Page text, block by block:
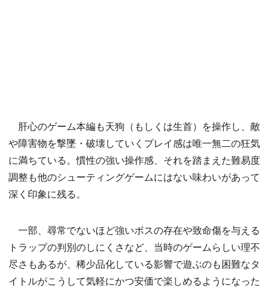
肝心のゲーム本編も天狗（もしくは生首）を操作し、敵
や障害物を撃墜・破壊していくプレイ感は唯一無二の狂気
に満ちている。慣性の強い操作感、それを踏まえた難易度
調整も他のシューティングゲームにはない味わいがあって
深く印象に残る。
一部、尋常でないほど強いボスの存在や致命傷を与える
トラップの判別のしにくさなど、当時のゲームらしい理不
尽さもあるが、稀少品化している影響で遊ぶのも困難なタ
イトルがこうして気軽にかつ安価で楽しめるようになった